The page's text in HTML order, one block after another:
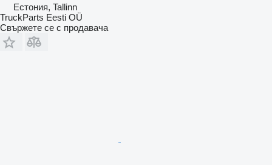
Естония, Tallinn
TruckParts Eesti OÜ
Свържете се с продавача